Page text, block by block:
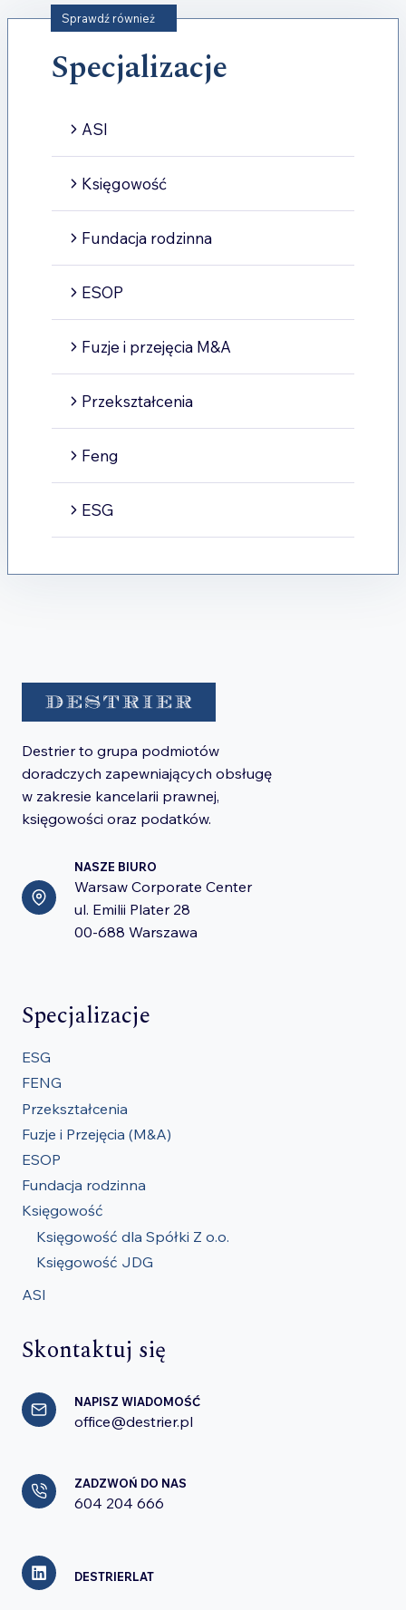
Sprawdź również
Specjalizacje
ASI
Księgowość
Fundacja rodzinna
ESOP
Fuzje i przejęcia M&A
Przekształcenia
Feng
ESG
Destrier to grupa podmiotów
doradczych zapewniających obsługę
w zakresie kancelarii prawnej,
księgowości oraz podatków.
NASZE BIURO
Warsaw Corporate Center
ul. Emilii Plater 28
00-688 Warszawa
Specjalizacje
ESG
FENG
Przekształcenia
Fuzje i Przejęcia (M&A)
ESOP
Fundacja rodzinna
Księgowość
Księgowość dla Spółki Z o.o.
Księgowość JDG
ASI
Skontaktuj się
NAPISZ WIADOMOŚĆ
office@destrier.pl
ZADZWOŃ DO NAS
604 204 666
DESTRIERLAT